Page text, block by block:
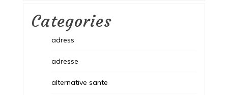
Categories
adress
adresse
alternative sante